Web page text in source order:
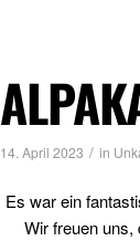
14. April 2023 / in
Es war ein
Wir freuen